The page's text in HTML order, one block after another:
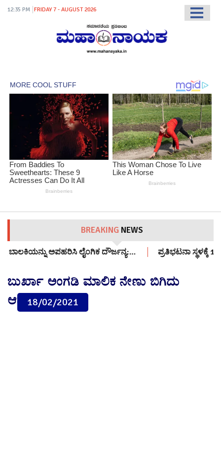
12:35 PM FRIDAY 7 - AUGUST 2026
BREAKING NEWS
ದೌರ್ಜನ್ಯ:… ಪ್ರತಿಭಟನಾ ಸ್ಥಳಕ್ಕೆ 12 ವರ್ಷದ ಬಾಲಕಿಯನ್ನು
ಬುರ್ಖಾ ಅಂಗಡಿ ಮಾಲಿಕ ನೇಣು ಬಿಗಿದು
ಆತ್ಮಹತ್ಯೆ18/02/2021